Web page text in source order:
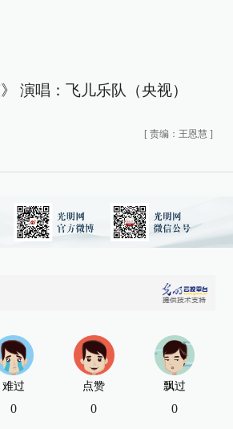
演唱：飞儿乐队（央视）
[ 责编：王恩慧 ]
难过
0
点赞
0
飘过
0